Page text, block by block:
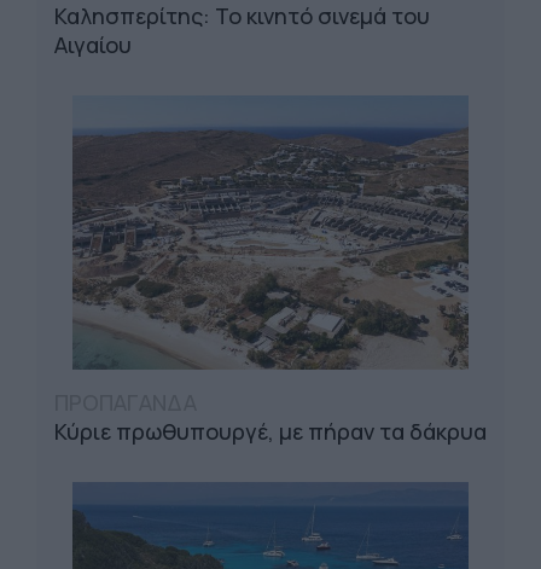
Καλησπερίτης: Το κινητό σινεμά του
Αιγαίου
Κύριε πρωθυπουργέ, με πήραν τα δάκρυα